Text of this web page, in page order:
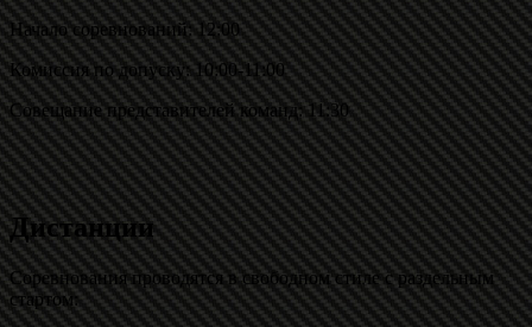
Начало соревнований: 12:00
Комиссия по допуску: 10:00-11:00
Совещание представителей команд: 11:30
Дистанции
Соревнования проводятся в свободном стиле с раздельным
стартом: